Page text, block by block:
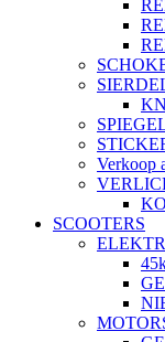
Verkoop
SCOOTERS